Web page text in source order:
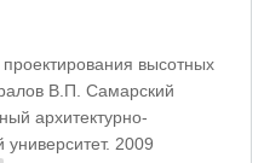
высотных
В.П. Самарский
архитектурно-
университет. 2009